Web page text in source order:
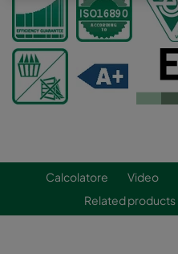
Calcolatore Video
Related products